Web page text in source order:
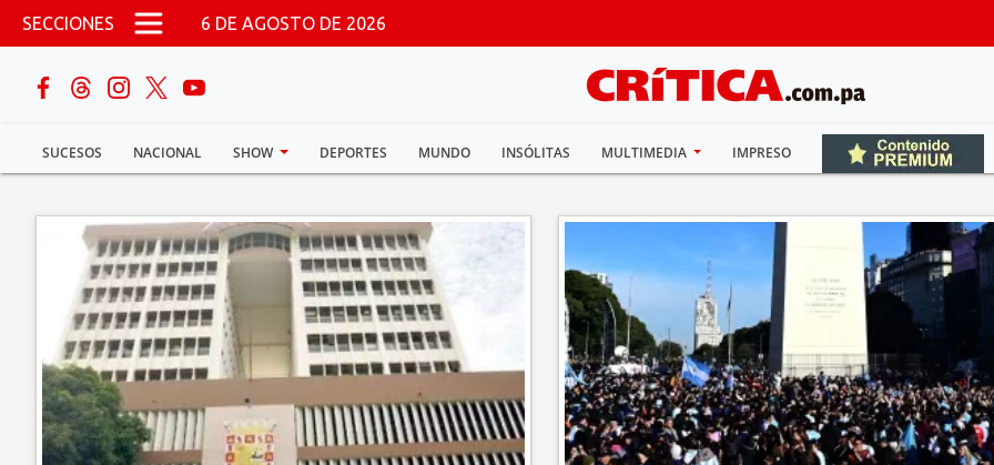
Pasar al contenido principal
SECCIONES 6 DE AGOSTO DE 2026
SUCESOS NACIONAL SHOW DEPORTES MUNDO INSÓLITAS MULTIMEDIA IMPRESO
buscar
Sucesos
Nacional
Show
Deportes